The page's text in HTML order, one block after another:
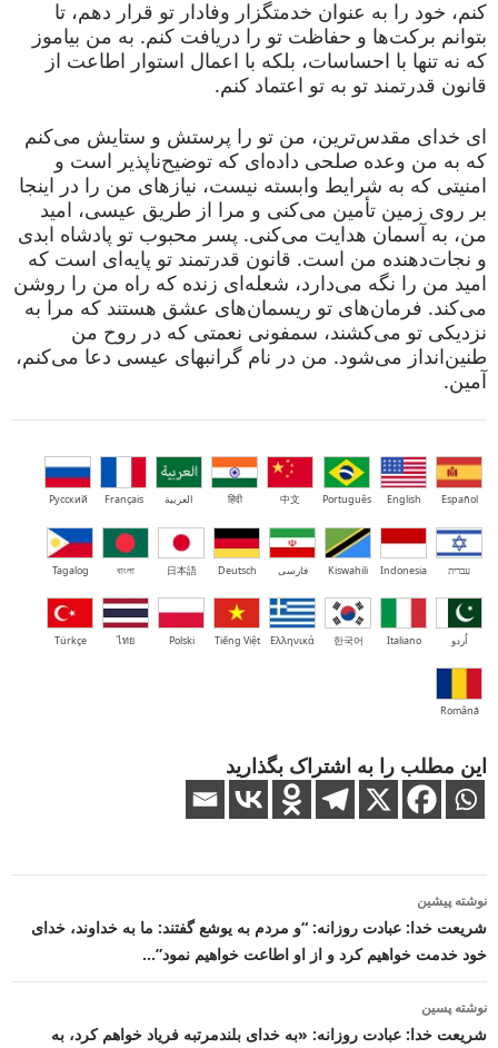
کنم، خود را به عنوان خدمتگزار وفادار تو قرار دهم، تا
بتوانم برکت‌ها و حفاظت تو را دریافت کنم. به من بیاموز
که نه تنها با احساسات، بلکه با اعمال استوار اطاعت از
قانون قدرتمند تو به تو اعتماد کنم.
ای خدای مقدس‌ترین، من تو را پرستش و ستایش می‌کنم
که به من وعده صلحی داده‌ای که توضیح‌ناپذیر است و
امنیتی که به شرایط وابسته نیست، نیازهای من را در اینجا
بر روی زمین تأمین می‌کنی و مرا از طریق عیسی، امید
من، به آسمان هدایت می‌کنی. پسر محبوب تو پادشاه ابدی
و نجات‌دهنده من است. قانون قدرتمند تو پایه‌ای است که
امید من را نگه می‌دارد، شعله‌ای زنده که راه من را روشن
می‌کند. فرمان‌های تو ریسمان‌های عشق هستند که مرا به
نزدیکی تو می‌کشند، سمفونی نعمتی که در روح من
طنین‌انداز می‌شود. من در نام گرانبهای عیسی دعا می‌کنم،
آمین.
Español
English
Português
中文
हिंदी العربية Français
Русский
עברית Indonesia
Kiswahili فارسی Deutsch
日本語
বাংলা
Tagalog
اُردو Italiano
한국어
Ελληνικά
Tiếng Việt
Polski
ไทย
Türkçe
Română
این مطلب را به اشتراک بگذارید
ناوبری
نوشته
نوشته پیشین
شریعت خدا: عبادت روزانه: “و مردم به یوشع گفتند: ما به خداوند، خدای
خود خدمت خواهیم کرد و از او اطاعت خواهیم نمود”…
نوشته پسین
شریعت خدا: عبادت روزانه: «به خدای بلندمرتبه فریاد خواهم کرد، به